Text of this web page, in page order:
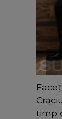
timp